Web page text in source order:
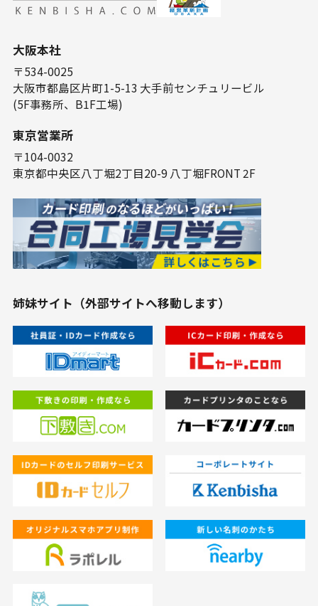
⼤阪本社
〒534-0025
⼤阪市都島区⽚町1-5-13 ⼤⼿前センチュリービル
(5F事務所、B1F⼯場)
東京営業所
〒104-0032
東京都中央区⼋丁堀2丁⽬20-9 ⼋丁堀FRONT 2F
姉妹サイト（外部サイトへ移動します）